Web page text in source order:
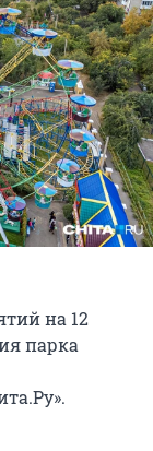
на 12
парка